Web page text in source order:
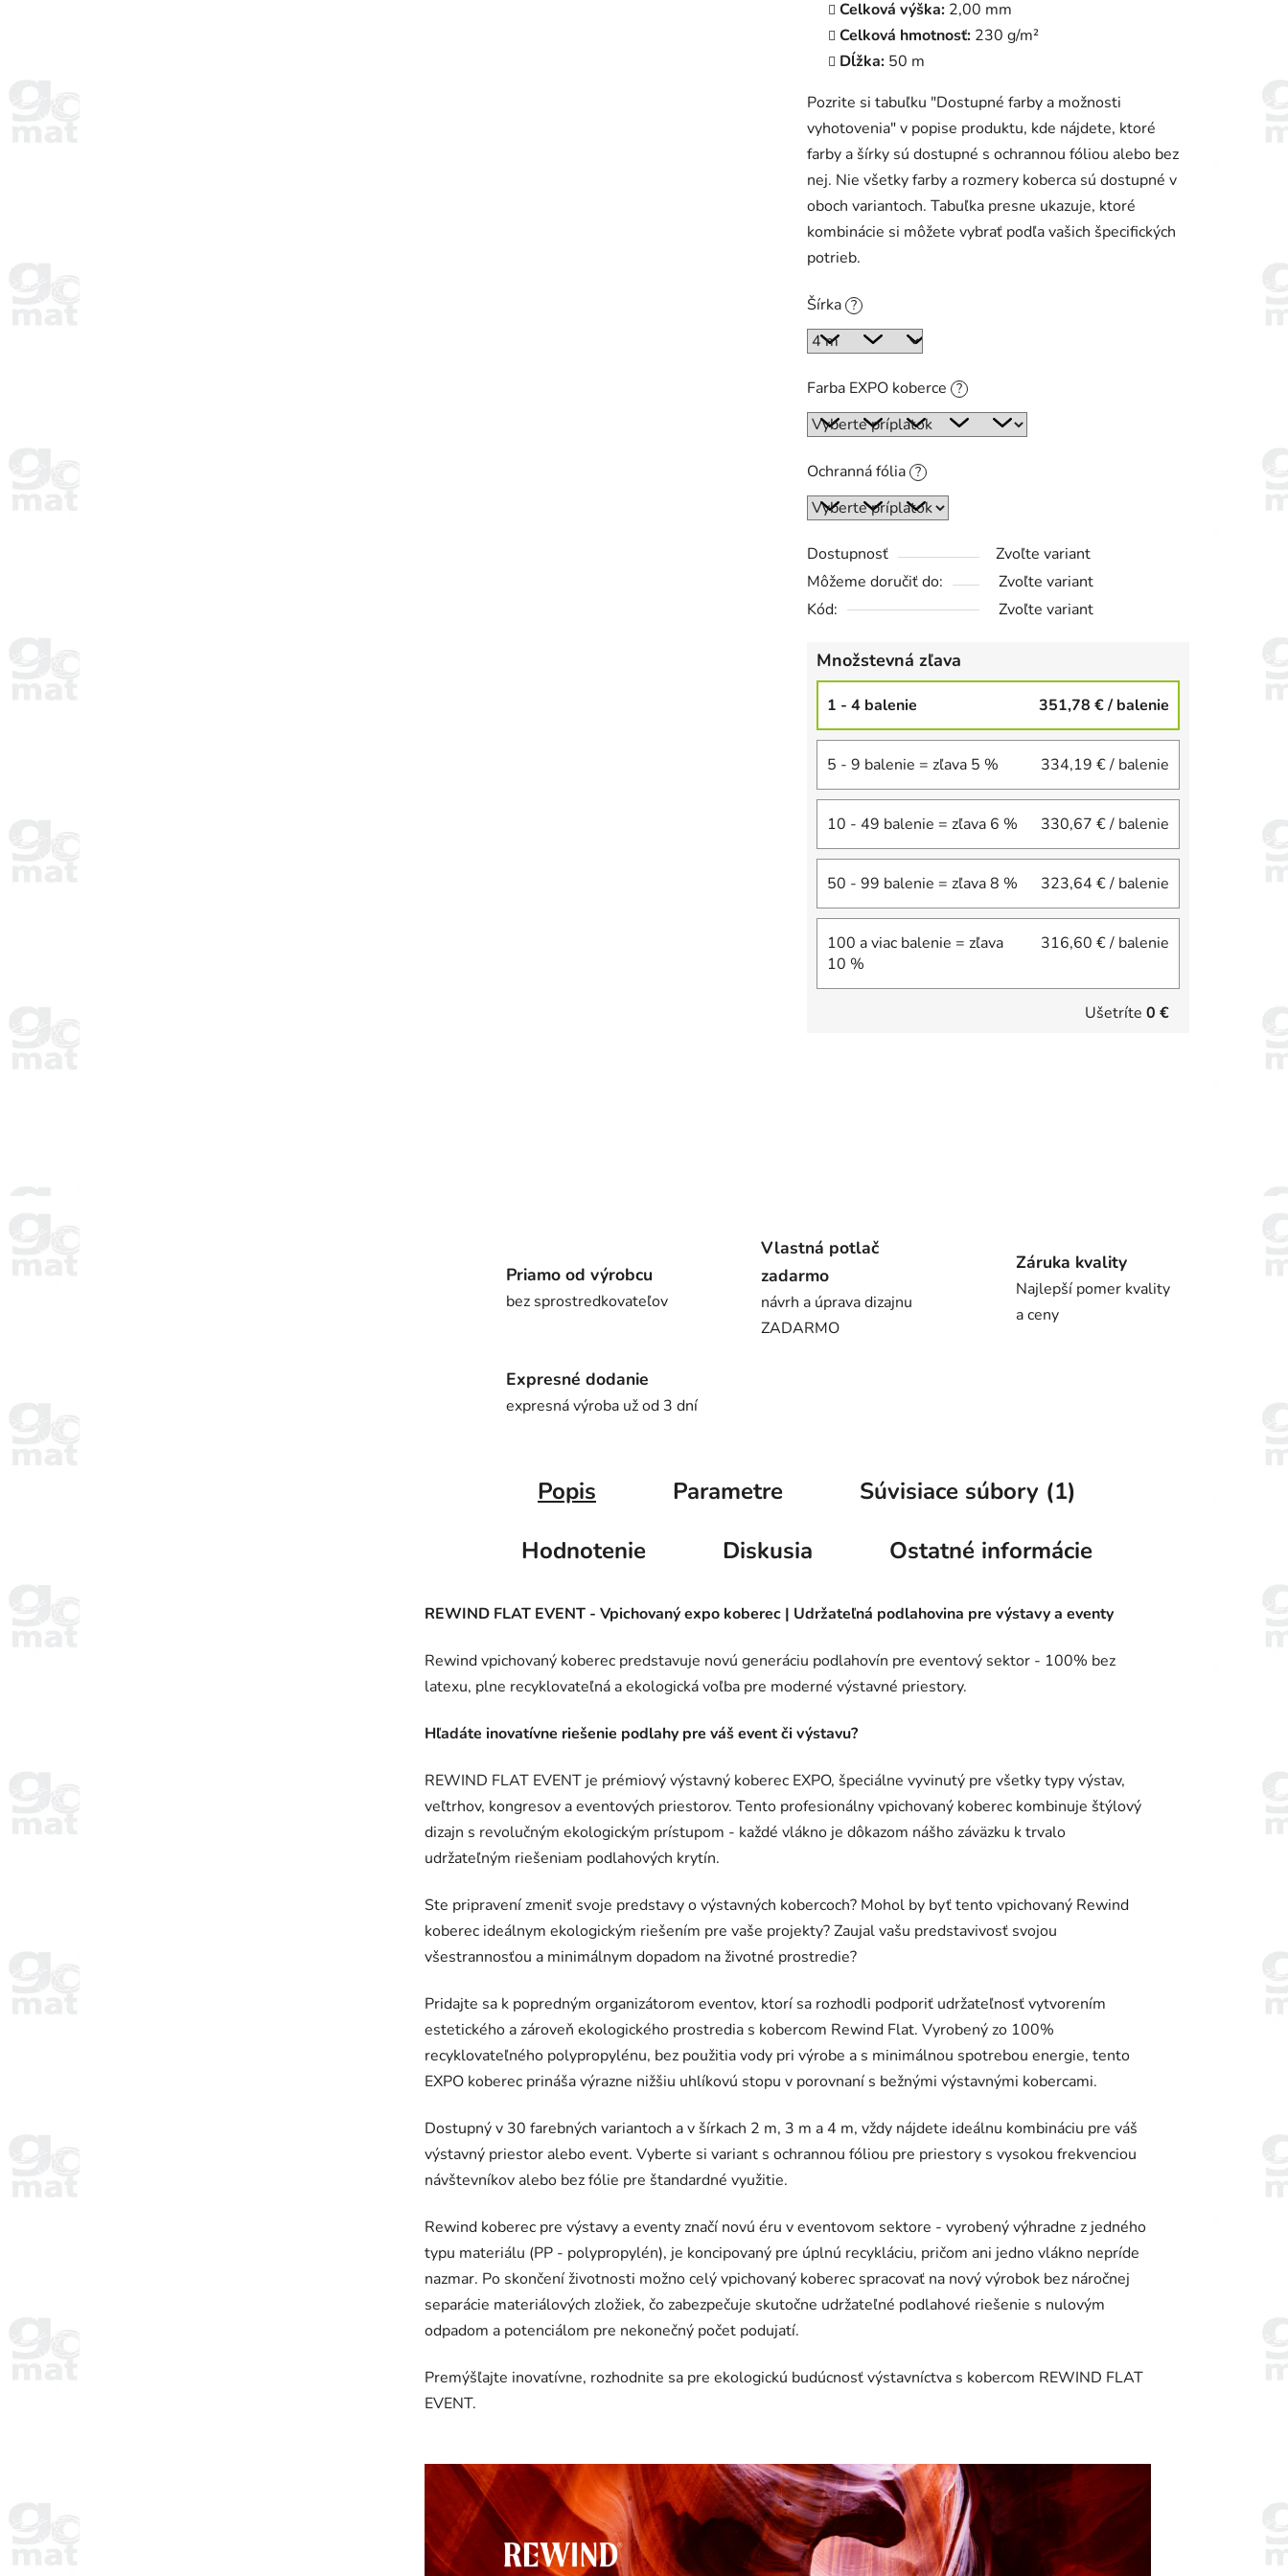
Celková výška: 2,00 mm
Celková hmotnosť: 230 g/m²
Dĺžka: 50 m
Pozrite si tabuľku "Dostupné farby a možnosti
vyhotovenia" v popise produktu, kde nájdete, ktoré
farby a šírky sú dostupné s ochrannou fóliou alebo bez
nej. Nie všetky farby a rozmery koberca sú dostupné v
oboch variantoch. Tabuľka presne ukazuje, ktoré
kombinácie si môžete vybrať podľa vašich špecifických
potrieb.
Šírka ?
Farba EXPO koberce ?
Ochranná fólia ?
Dostupnosť
Zvoľte variant
Môžeme doručiť do:
Zvoľte variant
Kód:
Zvoľte variant
Množstevná zľava
1 - 4 balenie 351,78 €/ balenie
5 - 9 balenie = zľava 5 % 334,19 €/ balenie
10 - 49 balenie = zľava 6 % 330,67 €/ balenie
50 - 99 balenie = zľava 8 % 323,64 €/ balenie
100 a viac balenie = zľava
10 %
316,60 €/ balenie
Ušetríte 0 €
Priamo od výrobcu
bez sprostredkovateľov
Vlastná potlač
zadarmo
návrh a úprava dizajnu
ZADARMO
Záruka kvality
Najlepší pomer kvality
a ceny
Expresné dodanie
expresná výroba už od 3 dní
Popis Parametre
Súvisiace súbory (1)
Hodnotenie
Diskusia Ostatné informácie
REWIND FLAT EVENT - Vpichovaný expo koberec | Udržateľná podlahovina pre výstavy a eventy
Rewind vpichovaný koberec predstavuje novú generáciu podlahovín pre eventový sektor - 100% bez
latexu, plne recyklovateľná a ekologická voľba pre moderné výstavné priestory.
Hľadáte inovatívne riešenie podlahy pre váš event či výstavu?
REWIND FLAT EVENT je prémiový výstavný koberec EXPO, špeciálne vyvinutý pre všetky typy výstav,
veľtrhov, kongresov a eventových priestorov. Tento profesionálny vpichovaný koberec kombinuje štýlový
dizajn s revolučným ekologickým prístupom - každé vlákno je dôkazom nášho záväzku k trvalo
udržateľným riešeniam podlahových krytín.
Ste pripravení zmeniť svoje predstavy o výstavných kobercoch? Mohol by byť tento vpichovaný Rewind
koberec ideálnym ekologickým riešením pre vaše projekty? Zaujal vašu predstavivosť svojou
všestrannosťou a minimálnym dopadom na životné prostredie?
Pridajte sa k popredným organizátorom eventov, ktorí sa rozhodli podporiť udržateľnosť vytvorením
estetického a zároveň ekologického prostredia s kobercom Rewind Flat. Vyrobený zo 100%
recyklovateľného polypropylénu, bez použitia vody pri výrobe a s minimálnou spotrebou energie, tento
EXPO koberec prináša výrazne nižšiu uhlíkovú stopu v porovnaní s bežnými výstavnými kobercami.
Dostupný v 30 farebných variantoch a v šírkach 2 m, 3 m a 4 m, vždy nájdete ideálnu kombináciu pre váš
výstavný priestor alebo event. Vyberte si variant s ochrannou fóliou pre priestory s vysokou frekvenciou
návštevníkov alebo bez fólie pre štandardné využitie.
Rewind koberec pre výstavy a eventy značí novú éru v eventovom sektore - vyrobený výhradne z jedného
typu materiálu (PP - polypropylén), je koncipovaný pre úplnú recykláciu, pričom ani jedno vlákno nepríde
nazmar. Po skončení životnosti možno celý vpichovaný koberec spracovať na nový výrobok bez náročnej
separácie materiálových zložiek, čo zabezpečuje skutočne udržateľné podlahové riešenie s nulovým
odpadom a potenciálom pre nekonečný počet podujatí.
Premýšľajte inovatívne, rozhodnite sa pre ekologickú budúcnosť výstavníctva s kobercom REWIND FLAT
EVENT.